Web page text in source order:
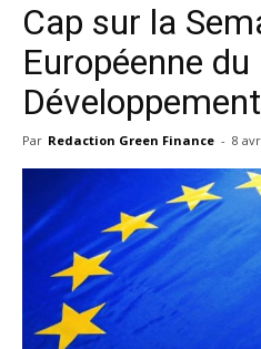
Cap sur la
Européenne du
Par Redaction Green Finance - 8